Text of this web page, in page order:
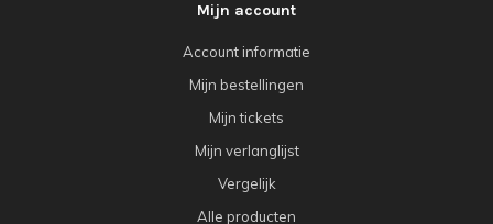
Mijn account
Account informatie
Mijn bestellingen
Mijn tickets
Mijn verlanglijst
Vergelijk
Alle producten